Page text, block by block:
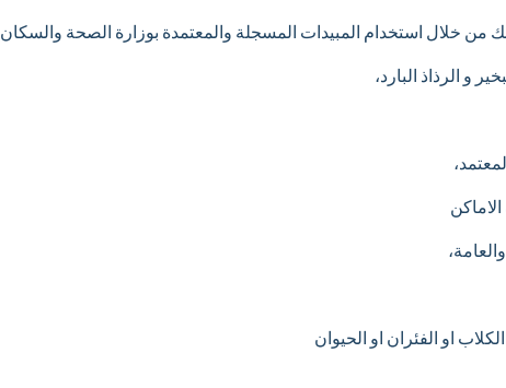
خلال استخدام المبيدات المسجلة والمعتمدة بوزارة الصحة والسكان
و الرذاذ البارد،
او الفئران او الحيوان